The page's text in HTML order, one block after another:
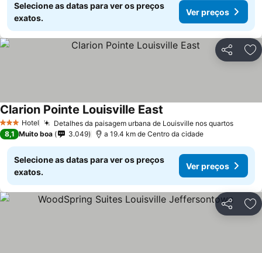
Selecione as datas para ver os preços
exatos.
Ver preços
Partilhar
3 EstrelasHotel Detalhes da paisagem urbana de Louisville nos quartos
Clarion Pointe Louisville East
8,1 Muito boa 3.049 a 19.4 km de Centro da cidade
Selecione as datas para ver os preços
exatos.
Ver preços
Partilhar